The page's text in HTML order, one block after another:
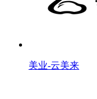
美业-云美来